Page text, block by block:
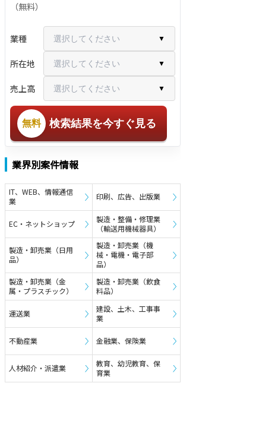
（無料）
業種 選択してください ▼
所在地 選択してください ▼
売上高 選択してください ▼
無料 検索結果を今すぐ見る
業界別案件情報
IT、WEB、情報通信
業
印刷、広告、出版業
EC・ネットショップ
製造・整備・修理業
（輸送用機械器具）
製造・卸売業（日用
品）
製造・卸売業（機
械・電機・電子部
品）
製造・卸売業（金
属・プラスチック）
製造・卸売業（飲食
料品）
運送業
建設、土木、工事事
業
不動産業 金融業、保険業
人材紹介・派遣業
教育、幼児教育、保
育業